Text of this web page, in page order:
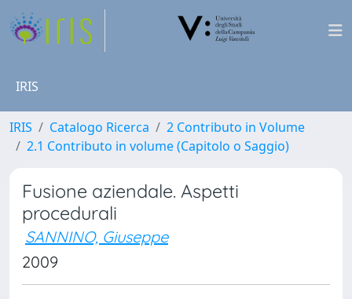
IRIS
IRIS Catalogo Ricerca
2 Contributo in Volume
2.1 Contributo in volume (Capitolo o Saggio)
Fusione aziendale. Aspetti
procedurali
SANNINO, Giuseppe
2009